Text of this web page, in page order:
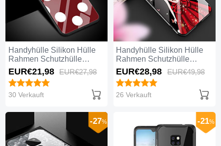
Handyhülle Silikon Hülle
Rahmen Schutzhülle
Spiegel Modisch Muster
K01 für Huawei Mate 20
Rot
EUR€21,98 EUR€27,98
30 Verkauft
Handyhülle Silikon Hülle
Rahmen Schutzhülle
Spiegel Motiv Kleid
Mädchen K01 für Huawei
Mate 20 Schwarz
EUR€28,98 EUR€49,98
26 Verkauft
-27% -21%